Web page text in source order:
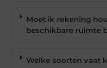
Moet ik rekening
beschikbare ruimte
Welke soorten vaat